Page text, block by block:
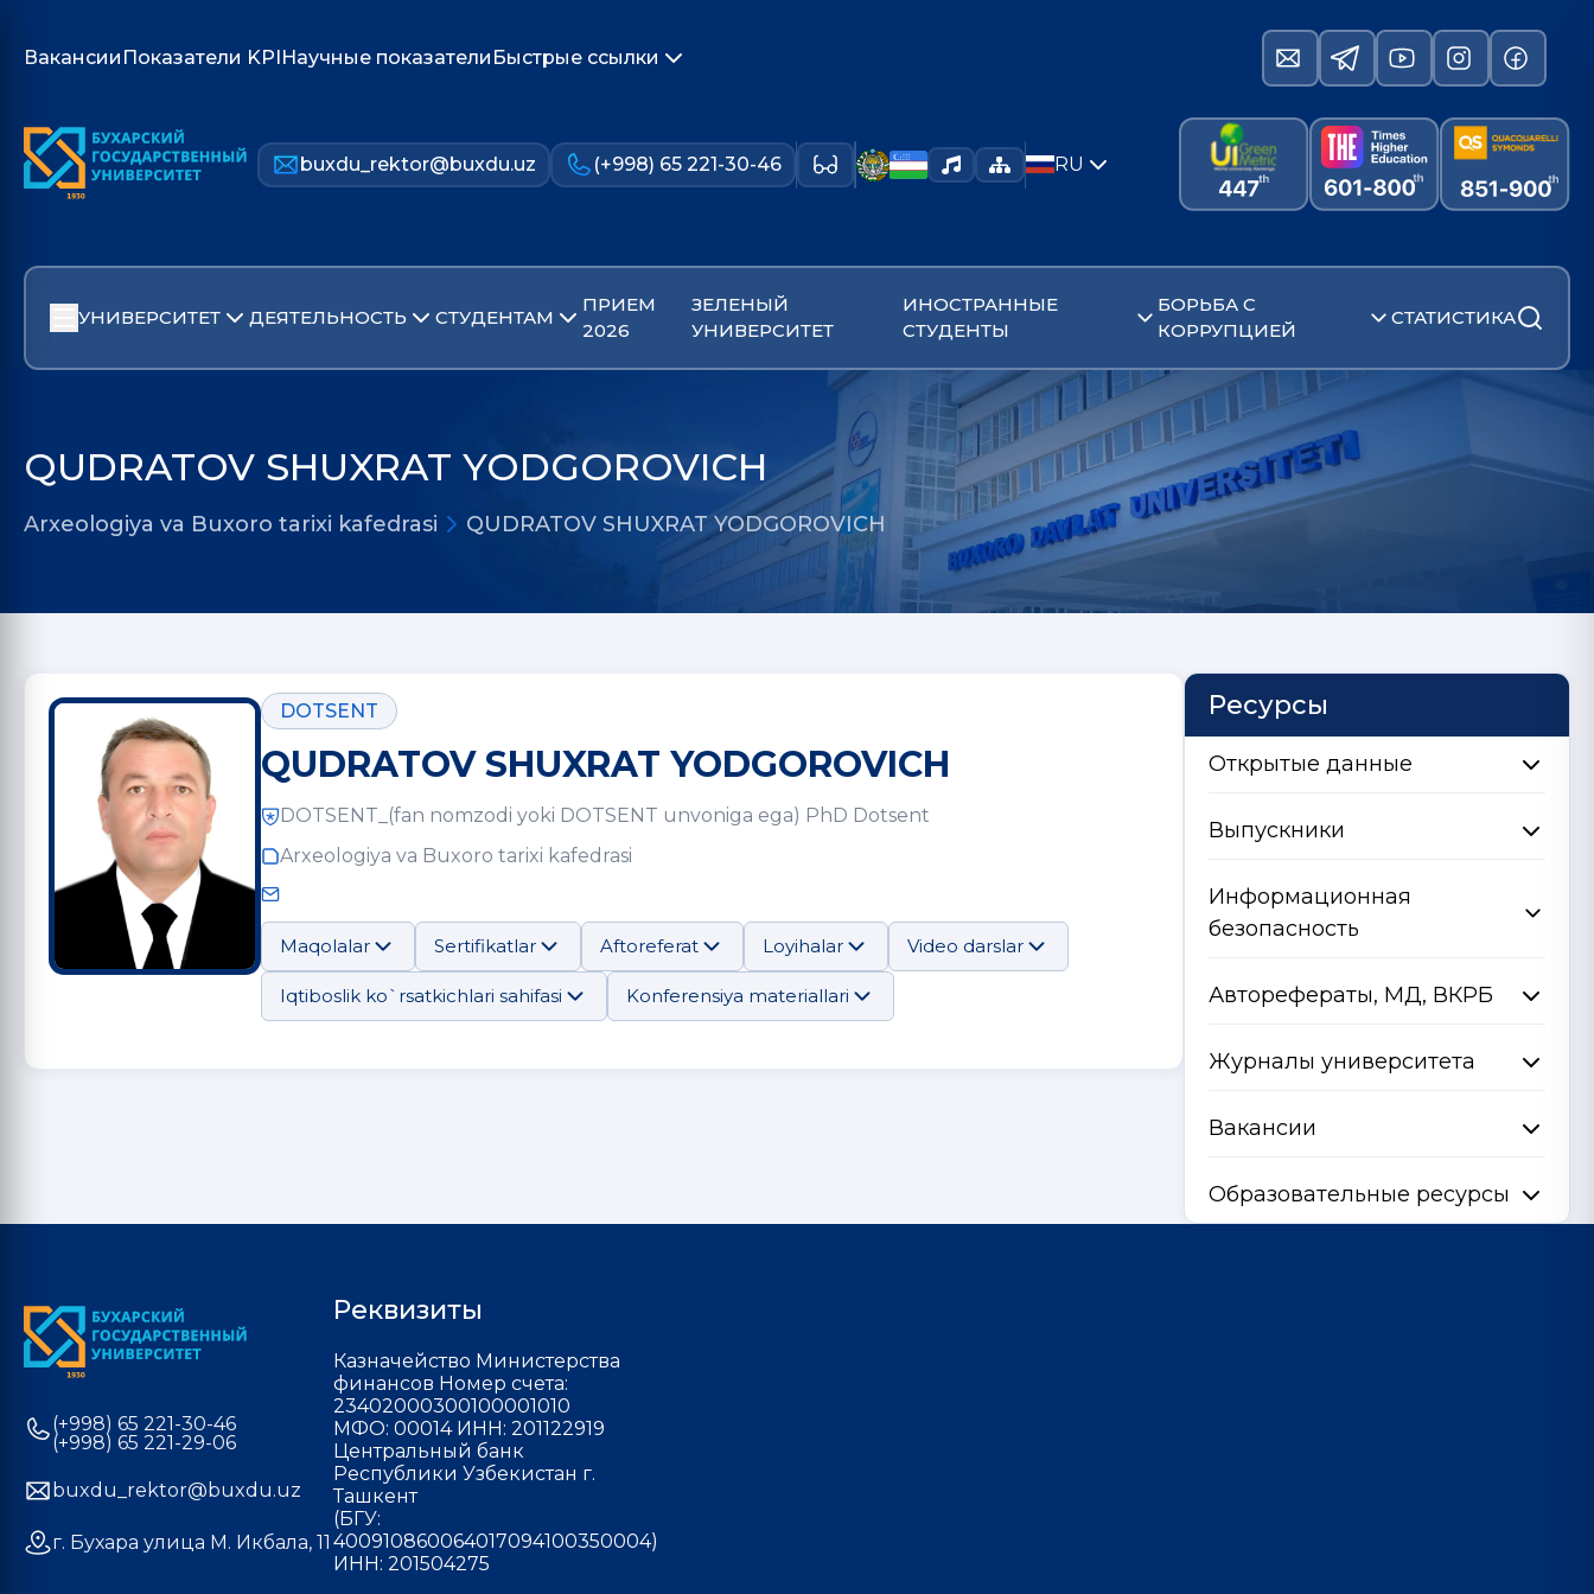
Вакансии Показатели KPIНаучные показатели Быстрые ссылки
buxdu_rektor@buxdu.uz (+998) 65 221-30-46 RU
УНИВЕРСИТЕТ ДЕЯТЕЛЬНОСТЬ СТУДЕНТАМ
ПРИЕМ
2026
ЗЕЛЕНЫЙ
УНИВЕРСИТЕТ
ИНОСТРАННЫЕ
СТУДЕНТЫ
БОРЬБА С
КОРРУПЦИЕЙ
СТАТИСТИКА
QUDRATOV SHUXRAT YODGOROVICH
Arxeologiya va Buxoro tarixi kafedrasi QUDRATOV SHUXRAT YODGOROVICH
DOTSENT
QUDRATOV SHUXRAT YODGOROVICH
DOTSENT_(fan nomzodi yoki DOTSENT unvoniga ega) PhD Dotsent
Arxeologiya va Buxoro tarixi kafedrasi
Maqolalar Sertifikatlar Aftoreferat Loyihalar Video darslar
Iqtiboslik ko`rsatkichlari sahifasi Konferensiya materiallari
Ресурсы
Открытые данные
Выпускники
Информационная
безопасность
Авторефераты, МД, ВКРБ
Журналы университета
Вакансии
Образовательные ресурсы
(+998) 65 221-30-46
(+998) 65 221-29-06
buxdu_rektor@buxdu.uz
г. Бухара улица М. Икбала, 11
Реквизиты
Казначейство Министерства
финансов Номер счета:
23402000300100001010
МФО: 00014 ИНН: 201122919
Центральный банк
Республики Узбекистан г.
Ташкент
(БГУ:
400910860064017094100350004)
ИНН: 201504275